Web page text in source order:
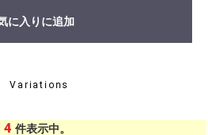
に入りに追加
Variations
4 件表示中。